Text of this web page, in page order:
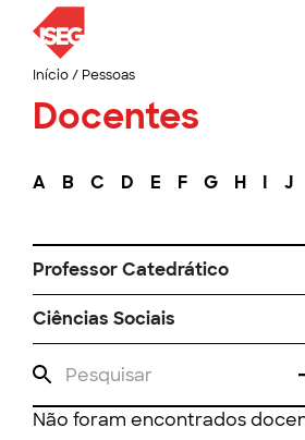
Início/ Pessoas
Docentes
A B C D E F G H I J
Professor Catedrático
Ciências Sociais
Não foram encontrados